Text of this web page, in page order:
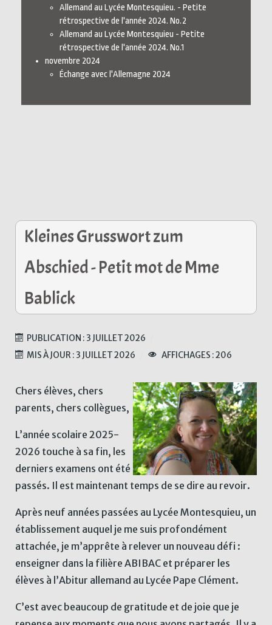
Allemand au Lycée Montesquieu. - Petite
rétrospective de l'année 2024. No.2
Allemand au Lycée Montesquieu - Petite
rétrospective de l'année 2024. No.1
novembre 2024
Échange avec l'Allemagne 2024
Kleines Grusswort zum
Abschied - Petit mot de Mme
Bablick
PUBLICATION : 3 JUILLET 2026
MIS À JOUR : 3 JUILLET 2026
AFFICHAGES : 206
Chers élèves, chers
parents, chers collègues,
L’année scolaire 2025-
2026 touche à sa fin, les
derniers examens ont été
passés. Il est maintenant temps de se dire au revoir.
Après neuf années passées au Lycée Montesquieu, un
établissement auquel je me suis profondément
attachée, je m’apprête à relever un nouveau défi :
enseigner dans la filière ABIBAC et préparer les
élèves à l’Abitur allemand au Lycée Pape Clément.
C’est avec beaucoup de gratitude et de joie que je